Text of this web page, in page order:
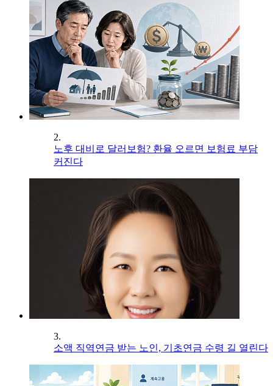
2.
노후 대비로 달러보험? 환율 오르면 보험료 부담
커진다
3.
소액 직역연금 받는 노인, 기초연금 수령 길 열린다